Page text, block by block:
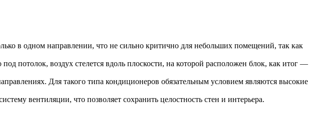
в одном направлении, что не сильно критично для небольших помещений, так как
потолок, воздух стелется вдоль плоскости, на которой расположен блок, как итог —
Для такого типа кондиционеров обязательным условием являются высокие
вентиляции, что позволяет сохранить целостность стен и интерьера.